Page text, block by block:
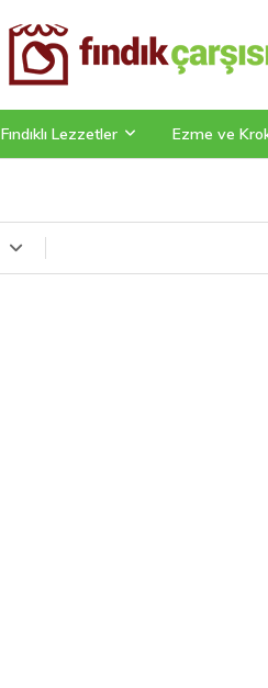
Fındıklı Lezzetler Ezme ve